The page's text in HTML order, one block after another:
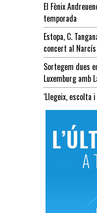
El Fènix
temporada
Estopa, C.
concert al
Sortegem dues
Luxemburg amb
‘Llegeix, escolta i